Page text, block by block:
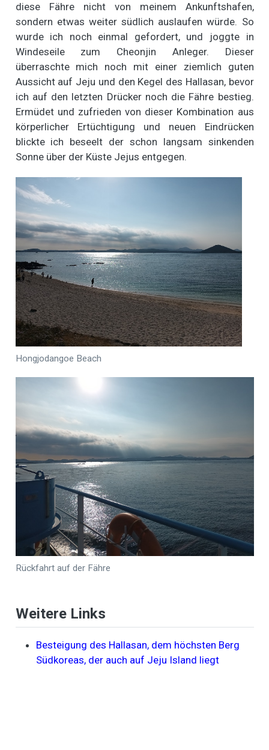
diese Fähre nicht von meinem Ankunftshafen,
sondern etwas weiter südlich auslaufen würde. So
wurde ich noch einmal gefordert, und joggte in
Windeseile zum Cheonjin Anleger. Dieser
überraschte mich noch mit einer ziemlich guten
Aussicht auf Jeju und den Kegel des Hallasan, bevor
ich auf den letzten Drücker noch die Fähre bestieg.
Ermüdet und zufrieden von dieser Kombination aus
körperlicher Ertüchtigung und neuen Eindrücken
blickte ich beseelt der schon langsam sinkenden
Sonne über der Küste Jejus entgegen.
Hongjodangoe Beach
Rückfahrt auf der Fähre
Weitere Links
Besteigung des Hallasan, dem höchsten Berg
Südkoreas, der auch auf Jeju Island liegt